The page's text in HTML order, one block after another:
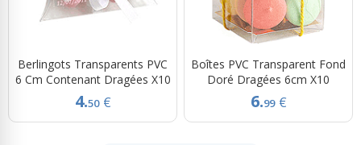
Berlingots Transparents PVC
6 Cm Contenant Dragées X10
4.50 €
Boîtes PVC Transparent Fond
Doré Dragées 6cm X10
6.99 €